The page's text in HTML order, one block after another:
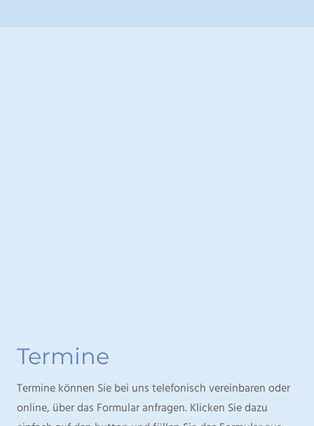
Termine
Termine können Sie bei uns telefonisch vereinbaren oder
online, über das Formular anfragen. Klicken Sie dazu